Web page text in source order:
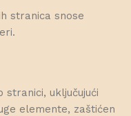
stranica snose
stranici, uključujući
elemente, zaštićen